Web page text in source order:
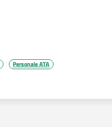
Personale ATA